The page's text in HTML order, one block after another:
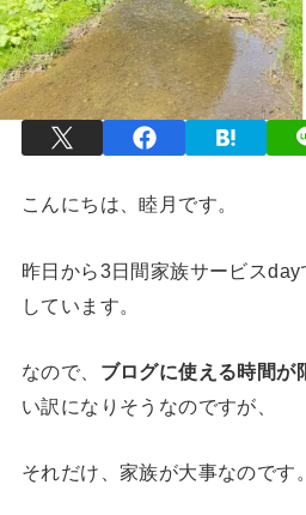
こんにちは、睦月です。
昨日から3日間家族サービス
しています。
なので、 ブログに使える時間
い訳になりそうなのですが、
それだけ、家族が大事なのです。